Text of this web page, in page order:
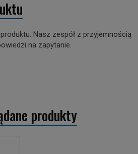
Nasz zespół z przyjemnością
na zapytanie.
produkty